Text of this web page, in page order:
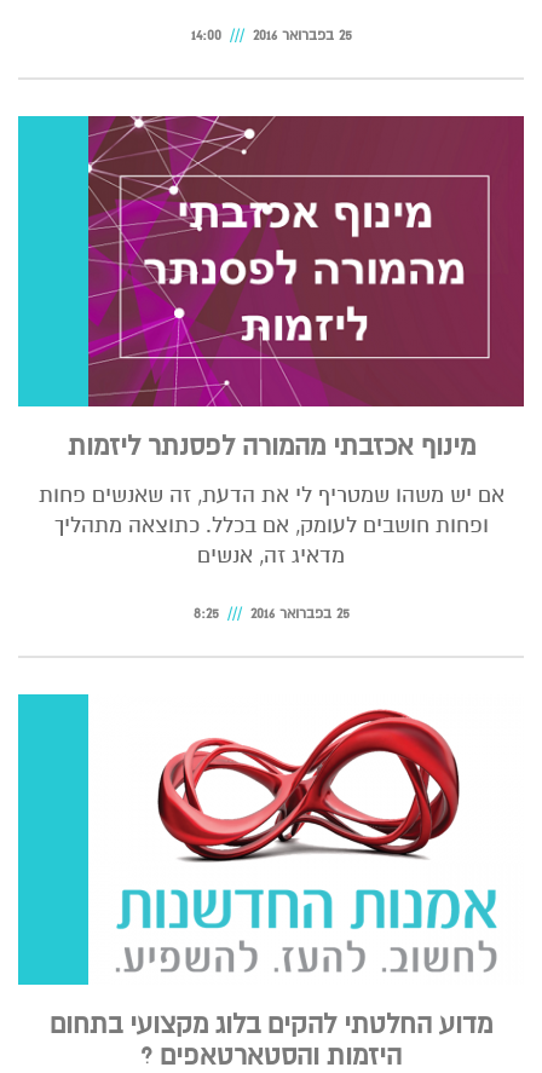
25 בפברואר 2016 14:00
מינוף אכזבתי מהמורה לפסנתר ליזמות
אם יש משהו שמטריף לי את הדעת, זה שאנשים פחות
ופחות חושבים לעומק, אם בכלל. כתוצאה מתהליך
מדאיג זה, אנשים
25 בפברואר 2016 8:25
מדוע החלטתי להקים בלוג מקצועי בתחום
היזמות והסטארטאפים ?